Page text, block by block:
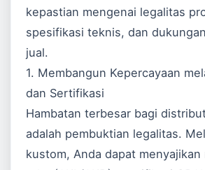
kepastian mengenai legalitas
spesifikasi teknis, dan
jual.
1. Membangun Kepercayaan
dan Sertifikasi
Hambatan terbesar bagi
adalah pembuktian legalitas.
kustom, Anda dapat menyajikan